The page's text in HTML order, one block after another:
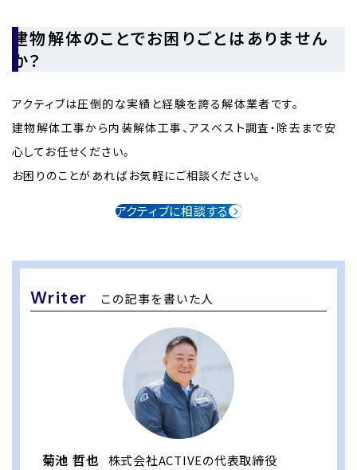
建物解体のことでお困りごとはありません
か？
アクティブは圧倒的な実績と経験を誇る解体業者です。
建物解体工事から内装解体工事、アスベスト調査・除去まで安
心してお任せください。
お困りのことがあればお気軽にご相談ください。
アクティブに相談する
Writer この記事を書いた人
菊池 哲也 株式会社ACTIVEの代表取締役